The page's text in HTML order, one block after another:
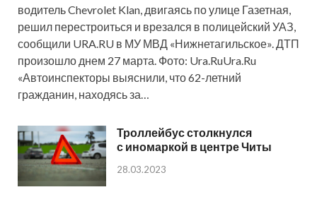
водитель Chevrolet Klan, двигаясь по улице Газетная,
решил перестроиться и врезался в полицейский УАЗ,
сообщили URA.RU в МУ МВД «Нижнетагильское». ДТП
произошло днем 27 марта. Фото: Ura.RuUra.Ru
«Автоинспекторы выяснили, что 62-летний
гражданин, находясь за…
Троллейбус столкнулся
с иномаркой в центре Читы
28.03.2023